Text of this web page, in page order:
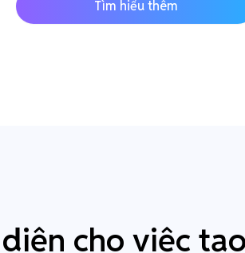
Tìm hiểu thêm
cho việc